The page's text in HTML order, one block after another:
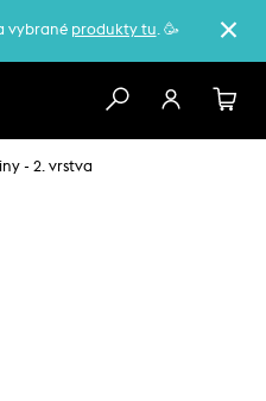
vybrané produkty tu. 🥳
- 2. vrstva